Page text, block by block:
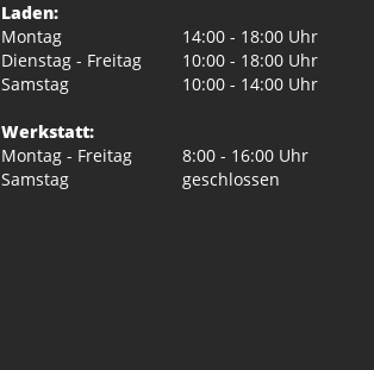
Laden:
Montag
14:00 - 18:00 Uhr
Dienstag - Freitag
10:00 - 18:00 Uhr
Samstag
10:00 - 14:00 Uhr
Werkstatt:
Montag - Freitag
8:00 - 16:00 Uhr
Samstag
geschlossen